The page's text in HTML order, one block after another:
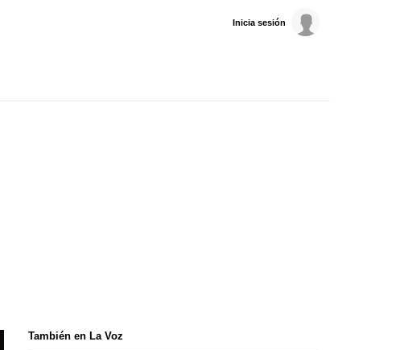
Inicia sesión
También en La Voz